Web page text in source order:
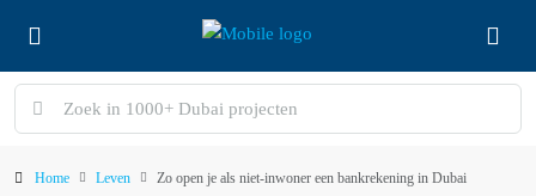
Home Leven Zo open je als niet-inwoner een bankrekening in Dubai